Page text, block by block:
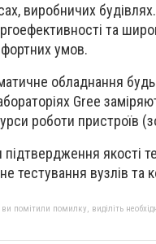
виробничих
та
умов.
обладнання
Gree
роботи пристроїв
підтвердження якості
тестування вузлів та
помітили помилку, виділіть